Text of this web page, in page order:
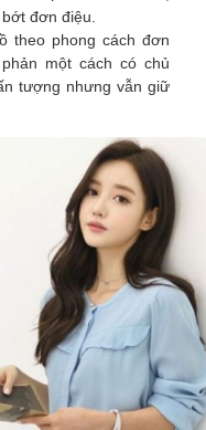
đơn điệu.
theo phong cách đơn
một cách có chủ
tượng nhưng vẫn giữ